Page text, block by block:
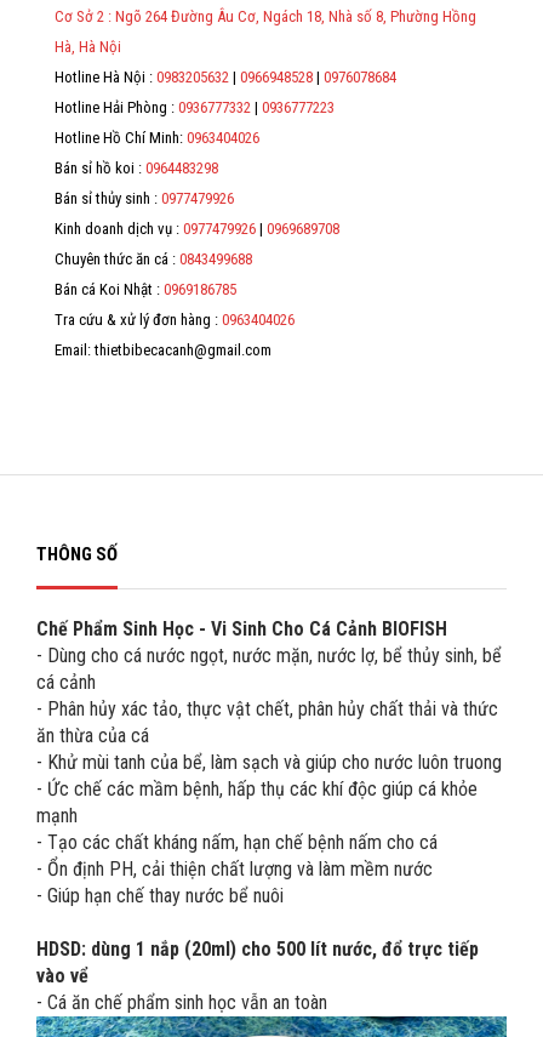
địa chỉ, mã số thuế/ căn cước công dân/ số định danh.
Cơ Sở 2 : Ngõ 264 Đường Âu Cơ, Ngách 18, Nhà số 8, Phường Hồng
Hà, Hà Nội
Hotline Hà Nội : 0983205632 | 0966948528 | 0976078684
Hotline Hải Phòng : 0936777332 | 0936777223
Hotline Hồ Chí Minh: 0963404026
Bán sỉ hồ koi : 0964483298
Bán sỉ thủy sinh : 0977479926
Kinh doanh dịch vụ : 0977479926 | 0969689708
Chuyên thức ăn cá : 0843499688
Bán cá Koi Nhật : 0969186785
Tra cứu & xử lý đơn hàng : 0963404026
Email: thietbibecacanh@gmail.com
THÔNG SỐ
Chế Phẩm Sinh Học - Vi Sinh Cho Cá Cảnh BIOFISH
- Dùng cho cá nước ngọt, nước mặn, nước lợ, bể thủy sinh, bể
cá cảnh
- Phân hủy xác tảo, thực vật chết, phân hủy chất thải và thức
ăn thừa của cá
- Khử mùi tanh của bể, làm sạch và giúp cho nước luôn truong
- Ức chế các mầm bệnh, hấp thụ các khí độc giúp cá khỏe
mạnh
- Tạo các chất kháng nấm, hạn chế bệnh nấm cho cá
- Ổn định PH, cải thiện chất lượng và làm mềm nước
- Giúp hạn chế thay nước bể nuôi
HDSD: dùng 1 nắp (20ml) cho 500 lít nước, đổ trực tiếp
vào vể
- Cá ăn chế phẩm sinh học vẫn an toàn